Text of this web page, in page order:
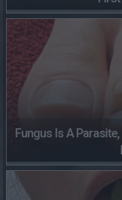
Fungus Is A